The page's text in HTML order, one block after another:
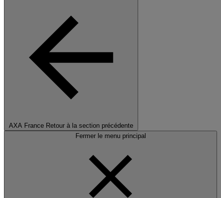
AXA France Retour à la section précédente
Fermer le menu principal